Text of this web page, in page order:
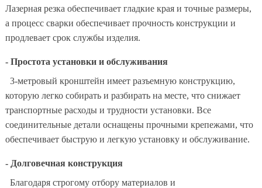
Лазерная резка обеспечивает гладкие края и точные размеры,
а процесс сварки обеспечивает прочность конструкции и
продлевает срок службы изделия.
- Простота установки и обслуживания
3-метровый кронштейн имеет разъемную конструкцию,
которую легко собирать и разбирать на месте, что снижает
транспортные расходы и трудности установки. Все
соединительные детали оснащены прочными крепежами, что
обеспечивает быструю и легкую установку и обслуживание.
- Долговечная конструкция
Благодаря строгому отбору материалов и